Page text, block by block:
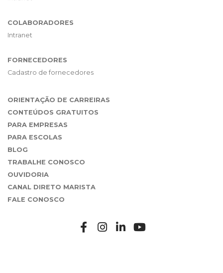
COLABORADORES
Intranet
FORNECEDORES
Cadastro de fornecedores
ORIENTAÇÃO DE CARREIRAS
CONTEÚDOS GRATUITOS
PARA EMPRESAS
PARA ESCOLAS
BLOG
TRABALHE CONOSCO
OUVIDORIA
CANAL DIRETO MARISTA
FALE CONOSCO